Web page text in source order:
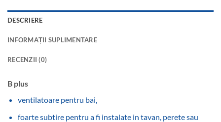
DESCRIERE
INFORMAȚII SUPLIMENTARE
RECENZII (0)
B plus
ventilatoare pentru bai,
foarte subtire pentru a fi instalate in tavan, perete sau